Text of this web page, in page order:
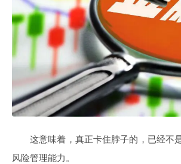
这意味着，真正卡住脖子的，已经不
风险管理能力。